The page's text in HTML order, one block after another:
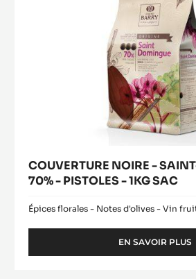
COUVERTURE NOIRE -
70% - PISTOLES - 1KG SAC
Épices florales - Notes d'olives - Vin
EN SAVOIR PLUS
-